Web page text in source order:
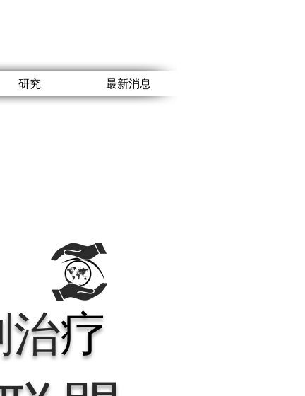
研究 最新消息
治疗